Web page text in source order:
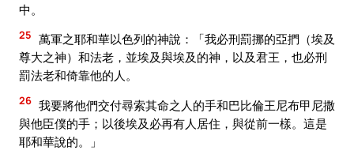
中。
25 萬軍之耶和華以色列的神說：「我必刑罰挪的亞捫（埃及
尊大之神）和法老，並埃及與埃及的神，以及君王，也必刑
罰法老和倚靠他的人。
26 我要將他們交付尋索其命之人的手和巴比倫王尼布甲尼撒
與他臣僕的手；以後埃及必再有人居住，與從前一樣。這是
耶和華說的。」